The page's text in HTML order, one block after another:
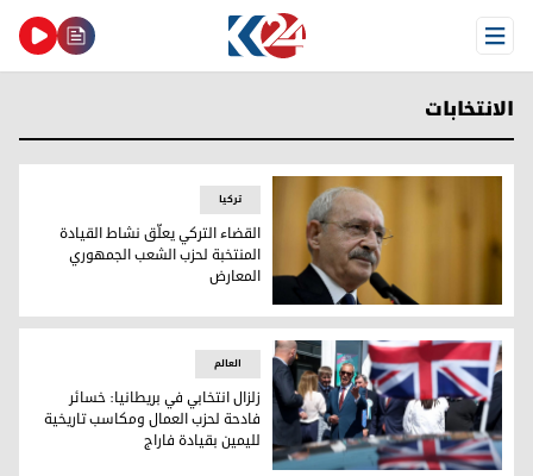
Open Menu
الانتخابات
القضاء التركي يعلّق نشاط القيادة المنتخبة لحزب الشعب
ترکیا
القضاء التركي يعلّق نشاط القيادة
المنتخبة لحزب الشعب الجمهوري
المعارض
العالم
زلزال انتخابي في بريطانيا: خسائر
فادحة لحزب العمال ومكاسب تاريخية
لليمين بقيادة فاراج